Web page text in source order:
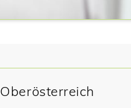
Oberösterreich